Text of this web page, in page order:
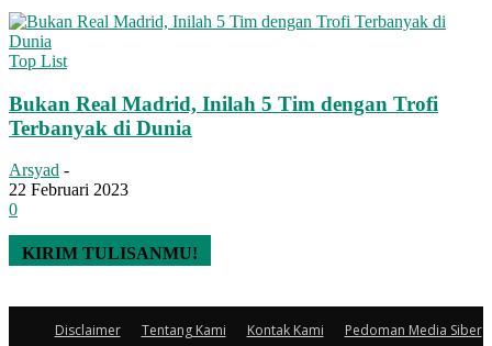
Top List
Bukan Real Madrid, Inilah 5 Tim dengan Trofi
Terbanyak di Dunia
Arsyad -
22 Februari 2023
0
KIRIM TULISANMU!
Disclaimer Tentang Kami Kontak Kami Pedoman Media Siber